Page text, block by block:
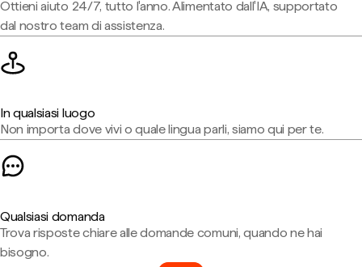
Ottieni aiuto 24/7, tutto l'anno. Alimentato dall'IA, supportato
dal nostro team di assistenza.
In qualsiasi luogo
Non importa dove vivi o quale lingua parli, siamo qui per te.
Qualsiasi domanda
Trova risposte chiare alle domande comuni, quando ne hai
bisogno.